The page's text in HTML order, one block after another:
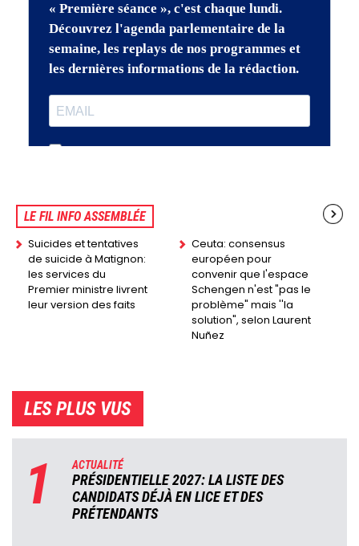
LE FIL INFO ASSEMBLÉE
Suicides et tentatives
de suicide à Matignon:
les services du
Premier ministre livrent
leur version des faits
Ceuta: consensus
européen pour
convenir que l'espace
Schengen n'est "pas le
problème" mais ''la
solution", selon Laurent
Nuñez
LES PLUS VUS
1 ACTUALITÉ
PRÉSIDENTIELLE 2027: LA LISTE DES
CANDIDATS DÉJÀ EN LICE ET DES
PRÉTENDANTS